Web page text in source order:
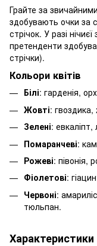
Грайте за
здобувають очки за
стрічок. У разі
претенденти
стрічки).
Кольори квітів
Білі: гарденія,
Жовті:
Зелені:
Помаранчеві:
Рожеві: півонія,
Фіолетові:
Червоні:
тюльпан.
Характеристики